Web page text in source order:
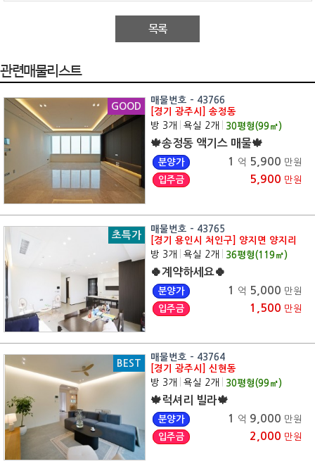
목록
관련매물리스트
GOOD
매물번호 - 43766
[경기 광주시] 송정동
방 3개
욕실 2개 30평형(99㎡)
🍁송정동 액기스 매물🍁
분양가 1 억 5,900 만원
입주금
5,900 만원
초특가
매물번호 - 43765
[경기 용인시 처인구] 양지면 양지리
방 3개
욕실 2개 36평형(119㎡)
🍀계약하세요🍀
분양가 1 억 5,000 만원
입주금
1,500 만원
BEST
매물번호 - 43764
[경기 광주시] 신현동
방 3개
욕실 2개 30평형(99㎡)
🍁럭셔리 빌라🍁
분양가 1 억 9,000 만원
입주금
2,000 만원